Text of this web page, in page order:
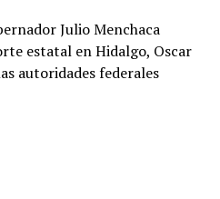
Julio Menchaca
estatal en Hidalgo, Oscar
autoridades federales